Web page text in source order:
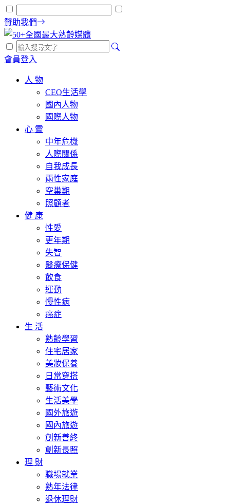
贊助我們
會員登入
人 物
CEO生活學
國內人物
國際人物
心 靈
中年危機
人際關係
自我成長
兩性家庭
空巢期
照顧者
健 康
性愛
更年期
失智
醫療保健
飲食
運動
慢性病
癌症
生 活
熟齡學習
住宅居家
美妝保養
日常穿搭
藝術文化
生活美學
國外旅遊
國內旅遊
創新善終
創新長照
理 財
職場就業
熟年法律
退休理財